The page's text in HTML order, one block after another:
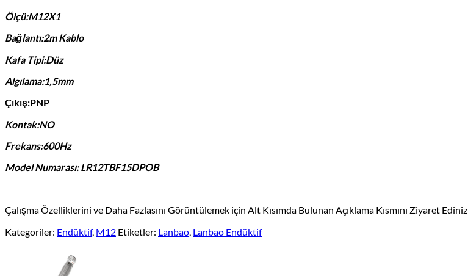
Ölçü:M12X1
Bağlantı:2m Kablo
Kafa Tipi:Düz
Algılama:1,5mm
Çıkış:PNP
Kontak:NO
Frekans:600Hz
Model Numarası: LR12TBF15DPOB
Çalışma Özelliklerini ve Daha Fazlasını Görüntülemek için Alt Kısımda Bulunan Açıklama Kısmını Ziyaret Ediniz
Kategoriler: Endüktif, M12 Etiketler: Lanbao, Lanbao Endüktif